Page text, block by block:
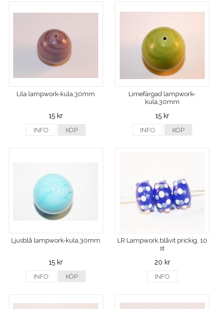
Lila lampwork-kula,30mm
15 kr
INFO KÖP
Limefärgad lampwork-
kula,30mm
15 kr
INFO KÖP
Ljusblå lampwork-kula,30mm
15 kr
INFO KÖP
LR Lampwork,blåvit prickig, 10
st
20 kr
INFO